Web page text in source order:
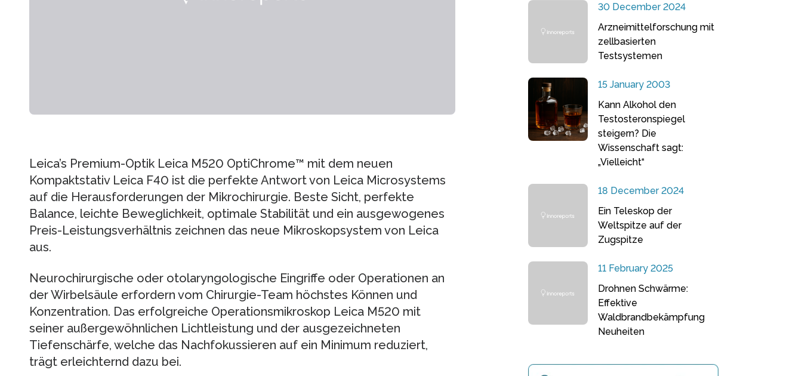
Leica’s Premium-Optik Leica M520 OptiChrome™ mit dem neuen
Kompaktstativ Leica F40 ist die perfekte Antwort von Leica Microsystems
auf die Herausforderungen der Mikrochirurgie. Beste Sicht, perfekte
Balance, leichte Beweglichkeit, optimale Stabilität und ein ausgewogenes
Preis-Leistungsverhältnis zeichnen das neue Mikroskopsystem von Leica
aus.
Neurochirurgische oder otolaryngologische Eingriffe oder Operationen an
der Wirbelsäule erfordern vom Chirurgie-Team höchstes Können und
Konzentration. Das erfolgreiche Operationsmikroskop Leica M520 mit
seiner außergewöhnlichen Lichtleistung und der ausgezeichneten
Tiefenschärfe, welche das Nachfokussieren auf ein Minimum reduziert,
trägt erleichternd dazu bei.
30 December 2024
Arzneimittelforschung mit
zellbasierten
Testsystemen
15 January 2003
Kann Alkohol den
Testosteronspiegel
steigern? Die
Wissenschaft sagt:
„Vielleicht“
18 December 2024
Ein Teleskop der
Weltspitze auf der
Zugspitze
11 February 2025
Drohnen Schwärme:
Effektive
Waldbrandbekämpfung
Neuheiten